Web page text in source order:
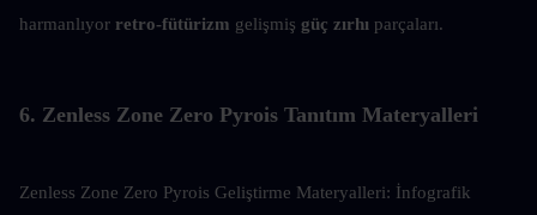
harmanlıyor retro-fütürizm gelişmiş güç zırhı parçaları.
6. Zenless Zone Zero Pyrois Tanıtım Materyalleri
Zenless Zone Zero Pyrois Geliştirme Materyalleri: İnfografik